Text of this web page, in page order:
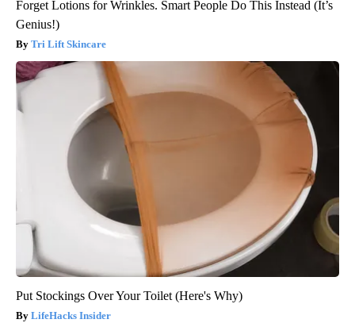
Forget Lotions for Wrinkles. Smart People Do This Instead (It’s
Genius!)
Tri Lift Skincare
Put Stockings Over Your Toilet (Here's Why)
LifeHacks Insider